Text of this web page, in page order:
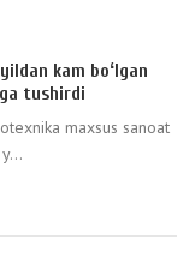
kam boʻlgan
tushirdi
maxsus sanoat